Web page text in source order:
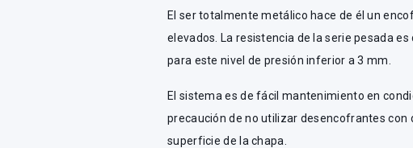
El ser totalmente metálico hace de él un
elevados. La resistencia de la serie pesada
para este nivel de presión inferior a 3 mm.
El sistema es de fácil mantenimiento en
precaución de no utilizar desencofrantes con
superficie de la chapa.